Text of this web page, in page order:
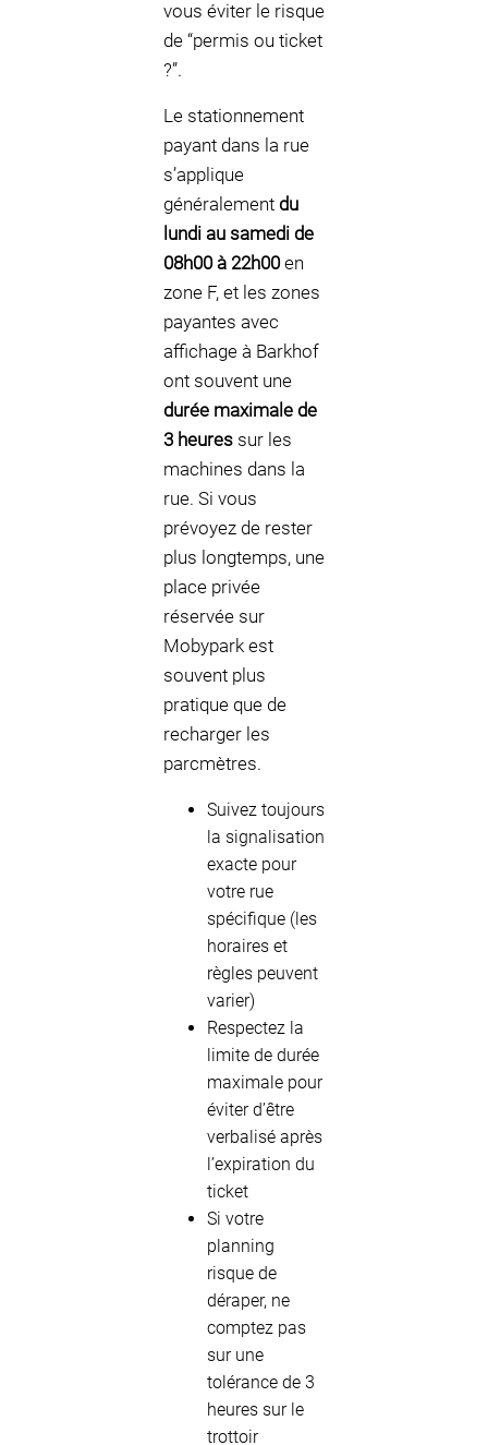
vous éviter le risque
de “permis ou ticket
?”.
Le stationnement
payant dans la rue
s’applique
généralement du
lundi au samedi de
08h00 à 22h00en
zone F, et les zones
payantes avec
affichage à Barkhof
ont souvent une
durée maximale de
3 heures sur les
machines dans la
rue. Si vous
prévoyez de rester
plus longtemps, une
place privée
réservée sur
Mobypark est
souvent plus
pratique que de
recharger les
parcmètres.
Suivez toujours
la signalisation
exacte pour
votre rue
spécifique (les
horaires et
règles peuvent
varier)
Respectez la
limite de durée
maximale pour
éviter d’être
verbalisé après
l’expiration du
ticket
Si votre
planning
risque de
déraper, ne
comptez pas
sur une
tolérance de 3
heures sur le
trottoir